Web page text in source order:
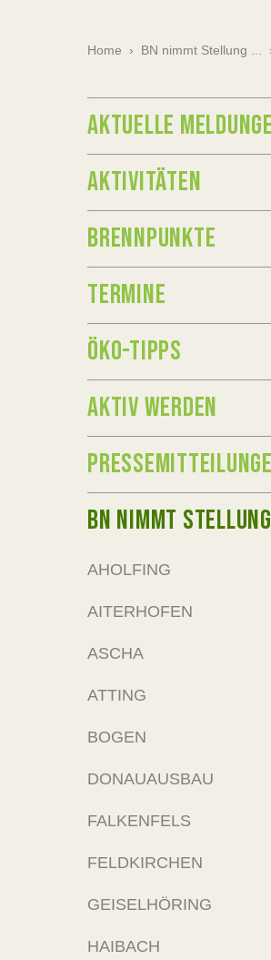
Home › BN nimmt Stellung ...
AKTUELLE
AKTIVITÄTEN
BRENNPUNKTE
TERMINE
ÖKO-TIPPS
AKTIV WERDEN
BN NIMMT
AHOLFING
AITERHOFEN
ASCHA
ATTING
BOGEN
DONAUAUSBAU
FALKENFELS
FELDKIRCHEN
GEISELHÖRING
HAIBACH